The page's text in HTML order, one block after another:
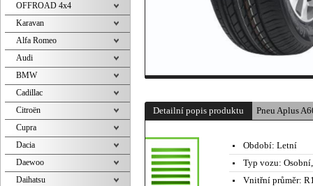
Detailní popis produktu Pneu Aplus
Období: Letní
Typ vozu:
Vnitřní průměr:
OFFROAD 4x4
Karavan
Alfa Romeo
Audi
BMW
Cadillac
Citroën
Cupra
Dacia
Daewoo
Daihatsu